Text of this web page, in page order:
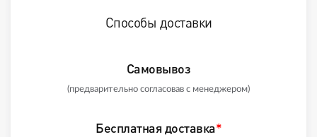
Способы доставки
Самовывоз
(предварительно согласовав с менеджером)
Бесплатная доставка*